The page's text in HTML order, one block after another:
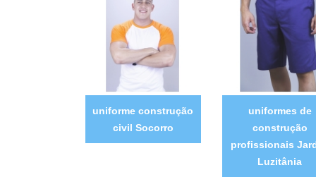
uniforme construção
civil Socorro
uniformes de
construção
profissionais
Luzitânia